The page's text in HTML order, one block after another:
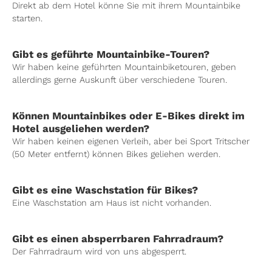
Direkt ab dem Hotel könne Sie mit ihrem Mountainbike
starten.
Gibt es geführte Mountainbike-Touren?
Wir haben keine geführten Mountainbiketouren, geben
allerdings gerne Auskunft über verschiedene Touren.
Können Mountainbikes oder E-Bikes direkt im
Hotel ausgeliehen werden?
Wir haben keinen eigenen Verleih, aber bei Sport Tritscher
(50 Meter entfernt) können Bikes geliehen werden.
Gibt es eine Waschstation für Bikes?
Eine Waschstation am Haus ist nicht vorhanden.
Gibt es einen absperrbaren Fahrradraum?
Der Fahrradraum wird von uns abgesperrt.